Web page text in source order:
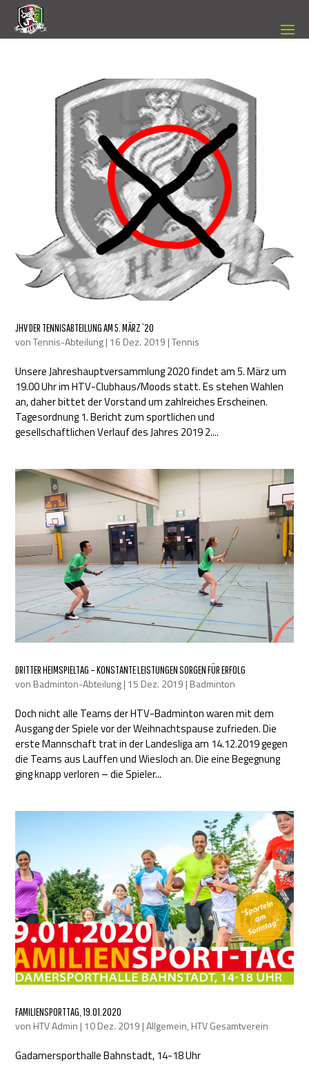
JHV DER TENNISABTEILUNG AM 5. MÄRZ ’20
vonTennis-Abteilung| 16 Dez. 2019 |Tennis
Unsere Jahreshauptversammlung 2020 findet am 5. März um
19.00 Uhr im HTV-Clubhaus/Moods statt. Es stehen Wahlen
an, daher bittet der Vorstand um zahlreiches Erscheinen.
Tagesordnung 1. Bericht zum sportlichen und
gesellschaftlichen Verlauf des Jahres 2019 2....
DRITTER HEIMSPIELTAG – KONSTANTE LEISTUNGEN SORGEN FÜR ERFOLG
von Badminton-Abteilung| 15 Dez. 2019 | Badminton
Doch nicht alle Teams der HTV-Badminton waren mit dem
Ausgang der Spiele vor der Weihnachtspause zufrieden. Die
erste Mannschaft trat in der Landesliga am 14.12.2019 gegen
die Teams aus Lauffen und Wiesloch an. Die eine Begegnung
ging knapp verloren – die Spieler...
FAMILIENSPORTTAG, 19.01.2020
von HTV Admin | 10 Dez. 2019 |Allgemein, HTV Gesamtverein
Gadamersporthalle Bahnstadt, 14-18 Uhr